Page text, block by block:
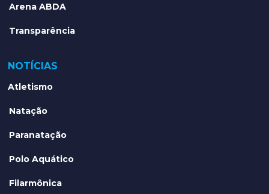
Arena ABDA
Transparência
NOTÍCIAS
Atletismo
Natação
Paranatação
Polo Aquático
Filarmônica